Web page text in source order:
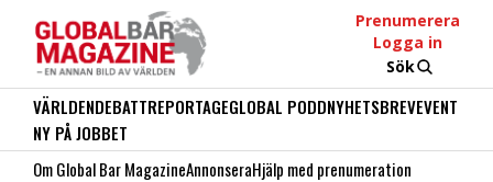
Prenumerera
Logga in
Sök
VÄRLDENDEBATTREPORTAGEGLOBAL PODDNYHETSBREVEVENT
NY PÅ JOBBET
Om Global Bar MagazineAnnonseraHjälp med prenumeration